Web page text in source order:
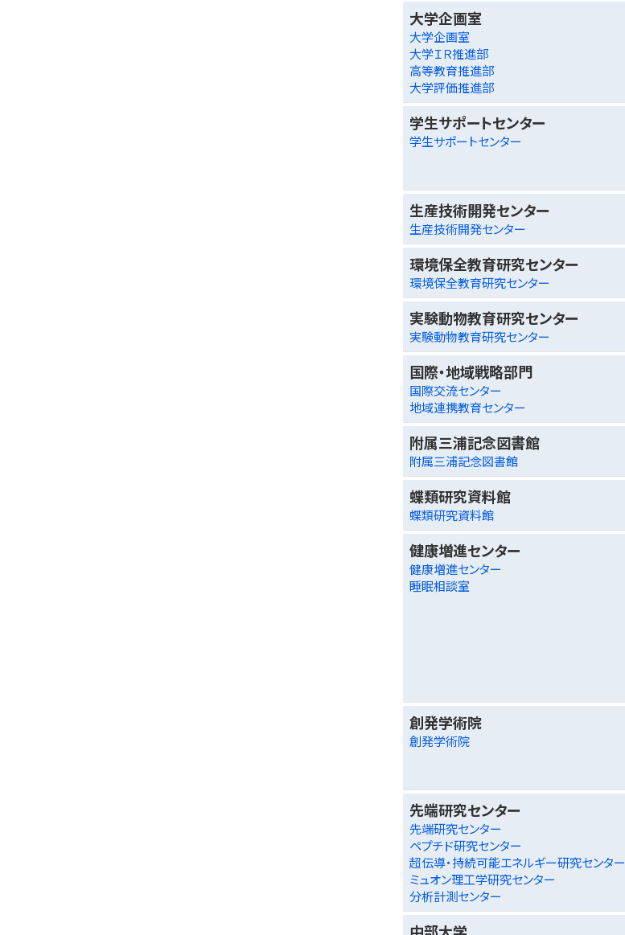
大学企画室
大学企画室
大学ＩＲ推進部
高等教育推進部
大学評価推進部
学生サポートセンター
学生サポートセンター
生産技術開発センター
生産技術開発センター
環境保全教育研究センター
環境保全教育研究センター
実験動物教育研究センター
実験動物教育研究センター
国際・地域戦略部門
国際交流センター
地域連携教育センター
附属三浦記念図書館
附属三浦記念図書館
蝶類研究資料館
蝶類研究資料館
健康増進センター
健康増進センター
睡眠相談室
創発学術院
創発学術院
先端研究センター
先端研究センター
ペプチド研究センター
超伝導・持続可能エネルギー研究センター
ミュオン理工学研究センター
分析計測センター